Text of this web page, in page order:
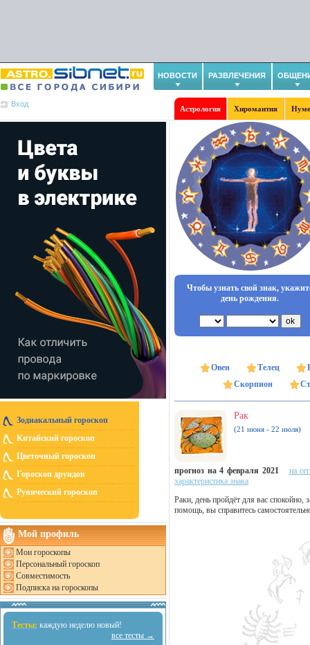
НОВОСТИ РАЗВЛЕЧЕНИЯ
Вход
Астрология Хиромантия
Зодиакальный гороскоп
Китайский гороскоп
Цветочный гороскоп
Гороскоп друидов
Рунический гороскоп
Мой профиль
Мои гороскопы
Персональный гороскоп
Совместимость
Подписка на гороскопы
Тесты: каждую неделю новый!
все тесты →
Чтобы узнать свой знак,
день рождения.
Овен Телец
Скорпион
Рак
(21 июня - 22 июля)
прогноз на 4 февраля 2021
на
характеристика знака
Раки, день пройдёт для вас
помощь, вы справитесь